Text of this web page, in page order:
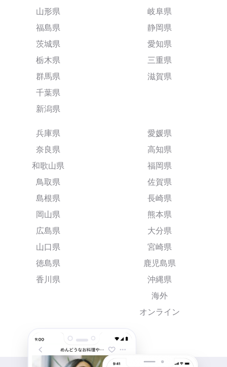
山形県
福島県
茨城県
栃木県
群馬県
千葉県
新潟県
岐阜県
静岡県
愛知県
三重県
滋賀県
兵庫県
奈良県
和歌山県
鳥取県
島根県
岡山県
広島県
山口県
徳島県
香川県
愛媛県
高知県
福岡県
佐賀県
長崎県
熊本県
大分県
宮崎県
鹿児島県
沖縄県
海外
オンライン